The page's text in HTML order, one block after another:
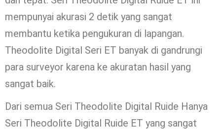
mempunyai akurasi 2 detik yang sangat
membantu ketika pengukuran di lapangan.
Theodolite Digital Seri ET banyak di gandrungi
para surveyor karena ke akuratan hasil yang
sangat baik.
Dari semua Seri Theodolite Digital Ruide Hanya
Seri Theodolite Digital Ruide ET yang sangat